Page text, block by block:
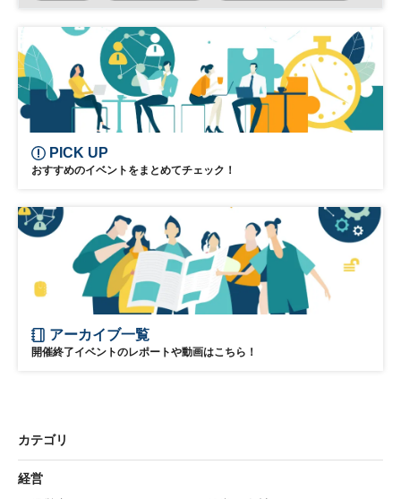
営業
PICK UP
おすすめのイベントをまとめてチェック！
アーカイブ一覧
開催終了イベントのレポートや動画はこちら！
カテゴリ
経営